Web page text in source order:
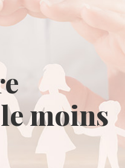
moins